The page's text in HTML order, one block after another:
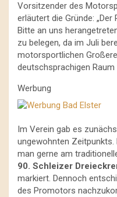
Vorsitzender des
erläutert die Gründe:
Bitte an uns
zu belegen, da im Juli
motorsportlichen
deutschsprachigen Raum
Werbung
Im Verein gab es
ungewohnten
man gerne am
90. Schleizer
markiert. Dennoch
des Promotors